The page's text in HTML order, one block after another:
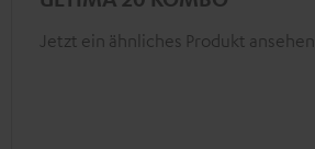
Jetzt ein ähnliches Produkt ansehen